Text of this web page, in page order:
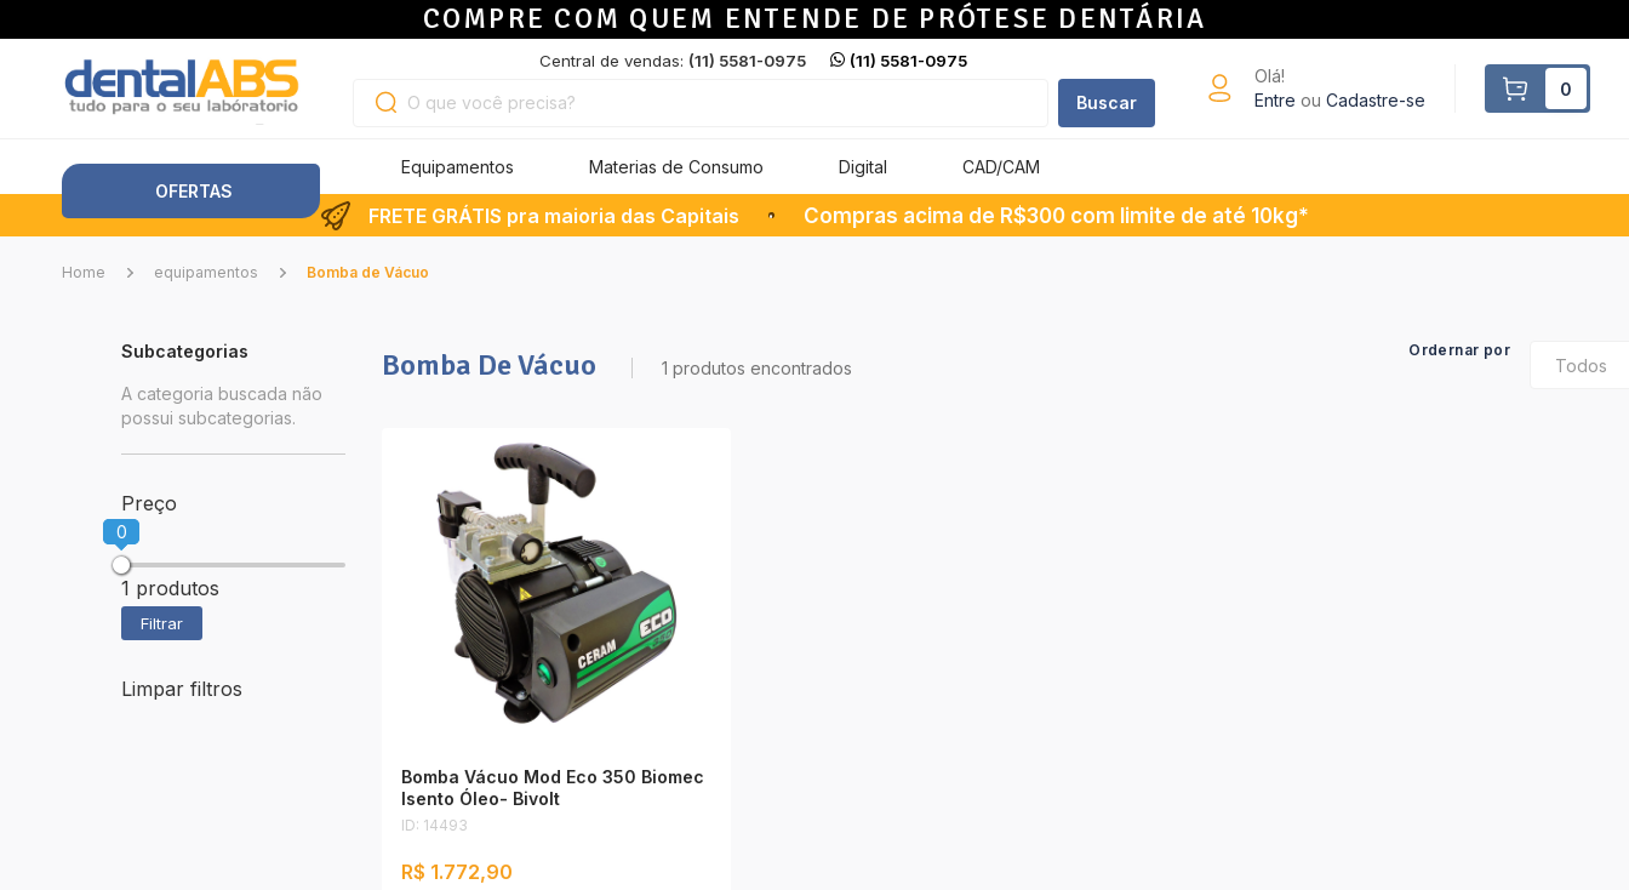
COMPRE COM QUEM ENTENDE DE PRÓTESE DENTÁRIA
Central de vendas: (11) 5581-0975 (11) 5581-0975
Buscar
Olá!
Entre ouCadastre-se
0
OFERTAS
Equipamentos Materias de Consumo Digital CAD/CAM
FRETE GRÁTIS pra maioria das Capitais · Compras acima de R$300 com limite de até 10kg*
Home equipamentos Bomba de Vácuo
Subcategorias
A categoria buscada não
possui subcategorias.
Preço
0
0
1 produtos
Filtrar
Limpar filtros
Bomba De Vácuo 1 produtos encontrados
Ordernar por
Bomba Vácuo Mod Eco 350 Biomec
Isento Óleo- Bivolt
ID: 14493
R$ 1.772,90